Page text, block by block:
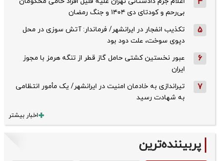
بی‌رحم و کودتای دی‌ ۱۴۰۴ و جنگ رمضان
5
تکذیب ‌انفجار در ایرانشهر/ فرماندار: آتش سوزی در محل
دپوی سوخت، علت دود بود
6
عبور نخستین کشتی حامل گاز قطر از تنگه هرمز با مجوز
ایران
7
تیراندازی به خادمان امنیت در ایرانشهر/ یک مأمور انتظامی
به شهادت رسید
اخبار بیشتر
پربیننده‌ترین